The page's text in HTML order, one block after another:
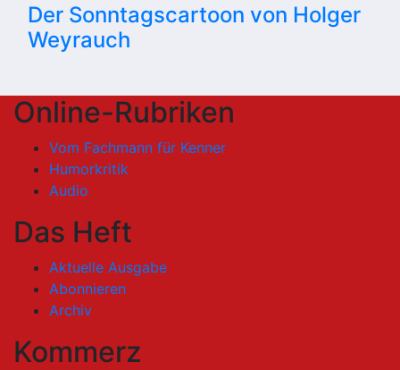
Der Sonntagscartoon von Holger
Weyrauch
Online-Rubriken
Vom Fachmann für Kenner
Humorkritik
Audio
Das Heft
Aktuelle Ausgabe
Abonnieren
Archiv
Kommerz